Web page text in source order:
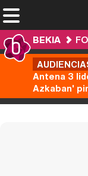
BEKIA
Antena 3
Azkaban'